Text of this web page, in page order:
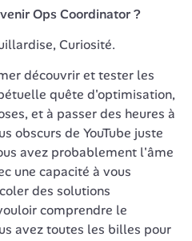
Ops Coordinator ?
Curiosité.
découvrir et tester les
quête d'optimisation,
et à passer des heures à
obscurs de YouTube juste
avez probablement l'âme
une capacité à vous
des solutions
comprendre le
avez toutes les billes pour